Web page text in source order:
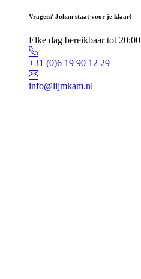
Vragen? Johan staat voor je klaar!
Elke dag bereikbaar tot 20:00
+31 (0)6 19 90 12 29
info@lijmkam.nl